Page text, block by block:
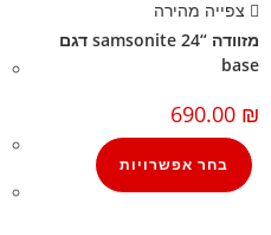
צפייה מהירה
מזוודה “24 samsonite דגם
base
690.00 ₪
בחר אפשרויות